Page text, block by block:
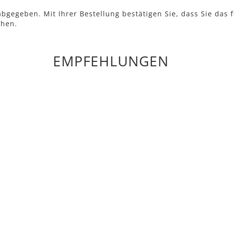
Mit Ihrer Bestellung bestätigen Sie, dass Sie
EMPFEHLUNGEN